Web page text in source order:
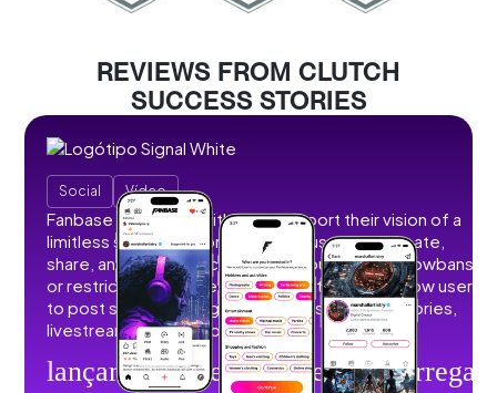
REVIEWS FROM CLUTCH
SUCCESS STORIES
Social Vídeo
Fanbase partnered with us to support their vision of a
limitless social creator hub where users can create,
share, and monetize content without ads, shadowbans,
or restrictions. We developed features that allow users
to post short and long-form videos, images, stories,
livestreams, and audio content.
lançamento_de_foguetes descarregar